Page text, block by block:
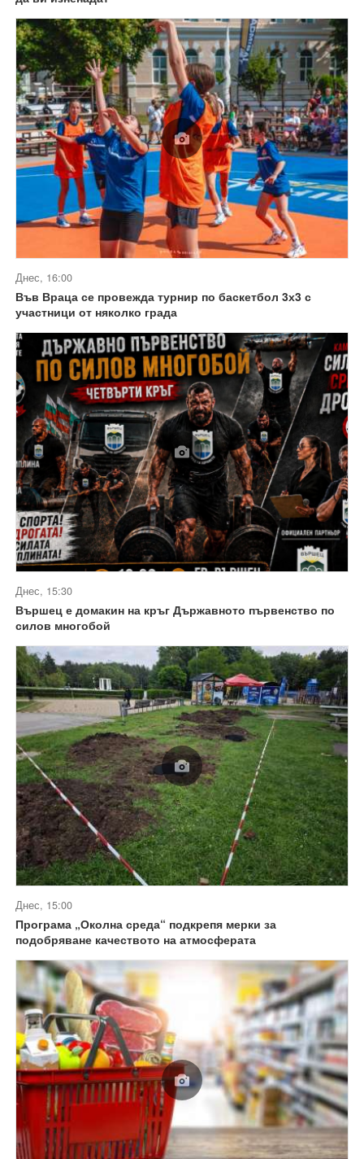
Днес, 16:00
Във Враца се провежда турнир по баскетбол 3х3 с
участници от няколко града
Днес, 15:30
Вършец е домакин на кръг Държавното първенство по
силов многобой
Днес, 15:00
Програма „Околна среда“ подкрепя мерки за
подобряване качеството на атмосферата